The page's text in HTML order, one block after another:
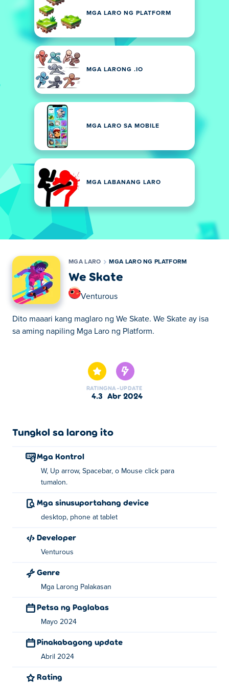
MGA LARO NG PLATFORM
MGA LARONG .IO
MGA LARO SA MOBILE
MGA LABANANG LARO
MGA LARO MGA LARO NG PLATFORM
We Skate
Venturous
Dito maaari kang maglaro ng We Skate. We Skate ay isa
sa aming napiling Mga Laro ng Platform.
RATING
4.3
NA-UPDATE
Abr 2024
Tungkol sa larong ito
Mga Kontrol
W, Up arrow, Spacebar, o Mouse click para
tumalon.
Mga sinusuportahang device
desktop, phone at tablet
Developer
Venturous
Genre
Mga Larong Palakasan
Petsa ng Paglabas
Mayo 2024
Pinakabagong update
Abril 2024
Rating